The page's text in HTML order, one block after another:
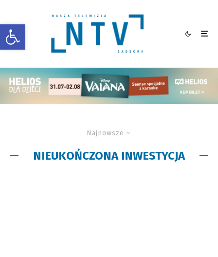
Otwórz pasek narzędzi
Najnowsze
NIEUKOŃCZONA INWESTYCJA